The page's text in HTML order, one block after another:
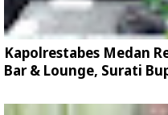
Kapolrestabes Medan
Bar & Lounge, Surati